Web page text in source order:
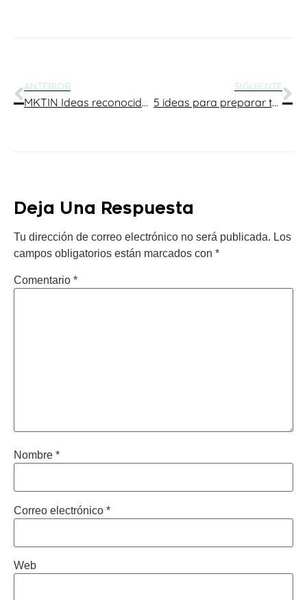
ANTERIOR
MKTIN Ideas reconocida entre las mejores agencias de Marketing Digital en Tamaulipas
SIGUIENTE
5 ideas para preparar tu negocio/producto para Halloween
Deja Una Respuesta
Tu dirección de correo electrónico no será publicada. Los
campos obligatorios están marcados con *
Comentario *
Nombre *
Correo electrónico *
Web